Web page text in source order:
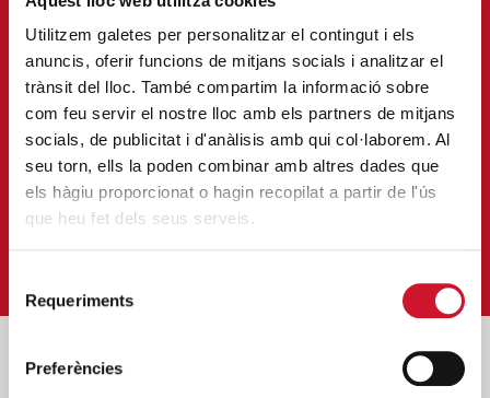
Utilitzem galetes per personalitzar el contingut i els
anuncis, oferir funcions de mitjans socials i analitzar el
trànsit del lloc. També compartim la informació sobre
com feu servir el nostre lloc amb els partners de mitjans
socials, de publicitat i d'anàlisis amb qui col·laborem. Al
seu torn, ells la poden combinar amb altres dades que
els hàgiu proporcionat o hagin recopilat a partir de l'ús
que heu fet dels seus serveis.
Requeriments
Preferències
FES VOLUNTARIAT
Implica’t i viu la solidaritat en
primera persona.
ENTRAR
Posts relacionats